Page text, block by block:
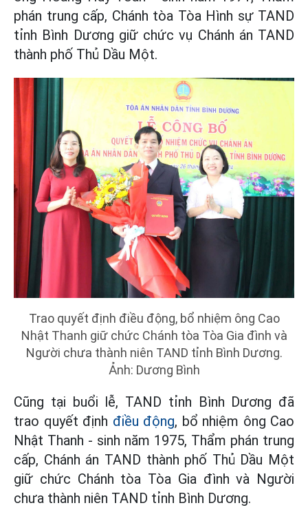
phán trung cấp, Chánh tòa Tòa Hình sự TAND
tỉnh Bình Dương giữ chức vụ Chánh án TAND
thành phố Thủ Dầu Một.
Trao quyết định điều động, bổ nhiệm ông Cao
Nhật Thanh giữ chức Chánh tòa Tòa Gia đình và
Người chưa thành niên TAND tỉnh Bình Dương.
Ảnh: Dương Bình
Cũng tại buổi lễ, TAND tỉnh Bình Dương đã
trao quyết định điều động, bổ nhiệm ông Cao
Nhật Thanh - sinh năm 1975, Thẩm phán trung
cấp, Chánh án TAND thành phố Thủ Dầu Một
giữ chức Chánh tòa Tòa Gia đình và Người
chưa thành niên TAND tỉnh Bình Dương.